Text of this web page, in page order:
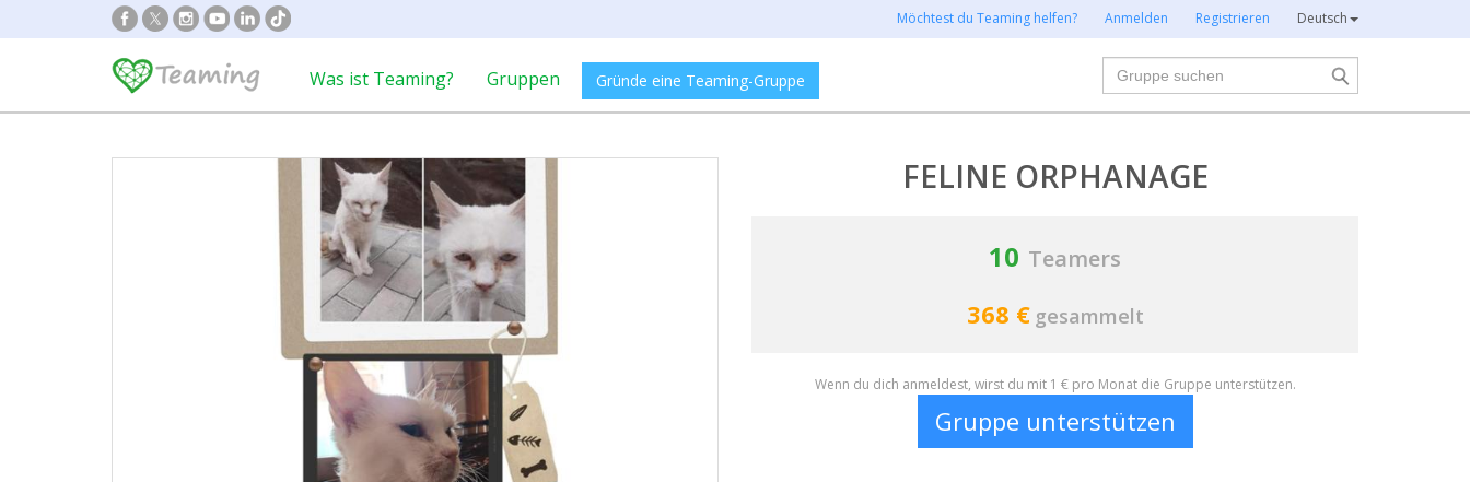
Möchtest du Teaming helfen? Anmelden Registrieren Deutsch
Was ist Teaming? Gruppen Gründe eine Teaming-Gruppe
Suche
FELINE ORPHANAGE
10 Teamers
368 € gesammelt
Wenn du dich anmeldest, wirst du mit 1 € pro Monat die Gruppe unterstützen.
Gruppe unterstützen